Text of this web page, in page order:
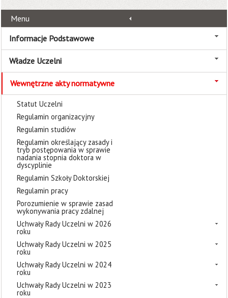
Menu
Informacje Podstawowe
Władze Uczelni
Wewnętrzne akty normatywne
Statut Uczelni
Regulamin organizacyjny
Regulamin studiów
Regulamin określający zasady i
tryb postępowania w sprawie
nadania stopnia doktora w
dyscyplinie
Regulamin Szkoły Doktorskiej
Regulamin pracy
Porozumienie w sprawie zasad
wykonywania pracy zdalnej
Uchwały Rady Uczelni w 2026
roku
Uchwały Rady Uczelni w 2025
roku
Uchwały Rady Uczelni w 2024
roku
Uchwały Rady Uczelni w 2023
roku